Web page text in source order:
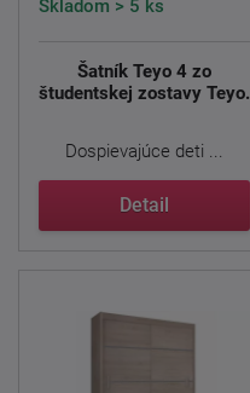
Skladom > 5 ks
Šatník Teyo 4 zo
študentskej zostavy Teyo.
Dospievajúce deti ...
Detail